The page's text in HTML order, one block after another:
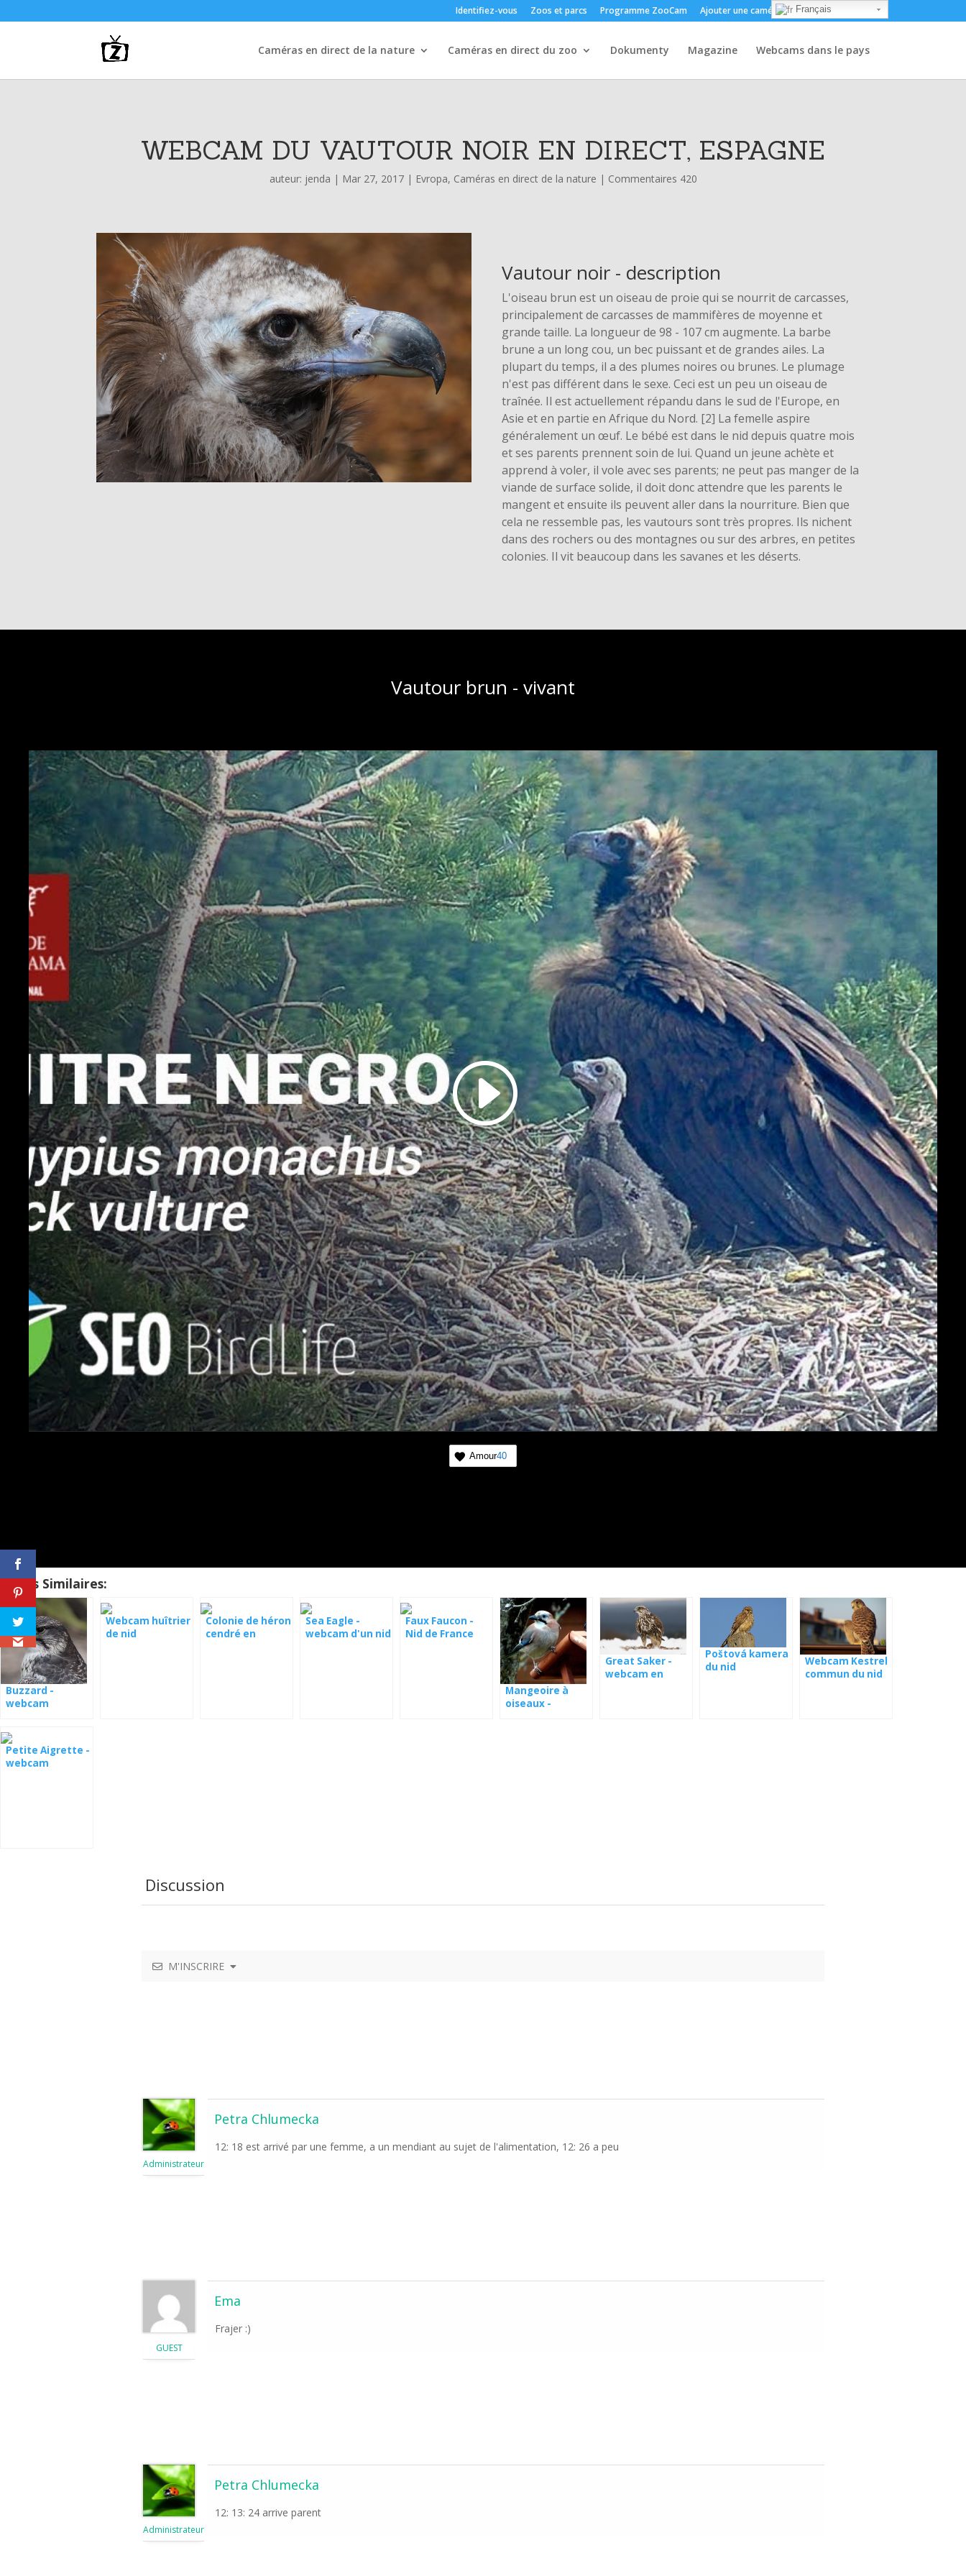
Identifiez-vous Zoos et parcs Programme ZooCam Ajouter une caméra Environ
Caméras en direct de la nature Caméras en direct du zoo Dokumenty Magazine Webcams dans le pays
WEBCAM DU VAUTOUR NOIR EN DIRECT, ESPAGNE
auteur: jenda | Mar 27, 2017| Evropa, Caméras en direct de la nature | Commentaires 420
Vautour noir - description
L'oiseau brun est un oiseau de proie qui se nourrit de carcasses,
principalement de carcasses de mammifères de moyenne et
grande taille. La longueur de 98 - 107 cm augmente. La barbe
brune a un long cou, un bec puissant et de grandes ailes. La
plupart du temps, il a des plumes noires ou brunes. Le plumage
n'est pas différent dans le sexe. Ceci est un peu un oiseau de
traînée. Il est actuellement répandu dans le sud de l'Europe, en
Asie et en partie en Afrique du Nord. [2] La femelle aspire
généralement un œuf. Le bébé est dans le nid depuis quatre mois
et ses parents prennent soin de lui. Quand un jeune achète et
apprend à voler, il vole avec ses parents; ne peut pas manger de la
viande de surface solide, il doit donc attendre que les parents le
mangent et ensuite ils peuvent aller dans la nourriture. Bien que
cela ne ressemble pas, les vautours sont très propres. Ils nichent
dans des rochers ou des montagnes ou sur des arbres, en petites
colonies. Il vit beaucoup dans les savanes et les déserts.
Vautour brun - vivant
Amour40
Sujets Similaires:
Buzzard -
webcam
Webcam huîtrier
de nid
Colonie de héron
cendré en
Sea Eagle -
webcam d'un nid
Faux Faucon -
Nid de France
Mangeoire à
oiseaux -
Great Saker -
webcam en
Poštová kamera
du nid
Webcam Kestrel
commun du nid
Petite Aigrette -
webcam
Discussion
M'INSCRIRE
Administrateur
Petra Chlumecka
12: 18 est arrivé par une femme, a un mendiant au sujet de l'alimentation, 12: 26 a peu
GUEST
Ema
Frajer :)
Administrateur
Petra Chlumecka
12: 13: 24 arrive parent
Français